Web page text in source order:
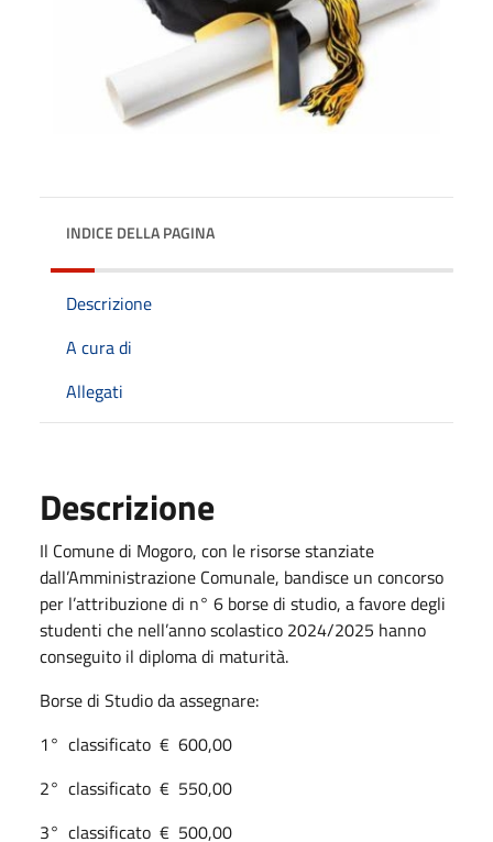
INDICE DELLA PAGINA
Descrizione
A cura di
Allegati
Descrizione
Il Comune di Mogoro, con le risorse stanziate
dall’Amministrazione Comunale, bandisce un concorso
per l’attribuzione di n° 6 borse di studio, a favore degli
studenti che nell’anno scolastico 2024/2025 hanno
conseguito il diploma di maturità.
Borse di Studio da assegnare:
1° classificato € 600,00
2° classificato € 550,00
3° classificato € 500,00